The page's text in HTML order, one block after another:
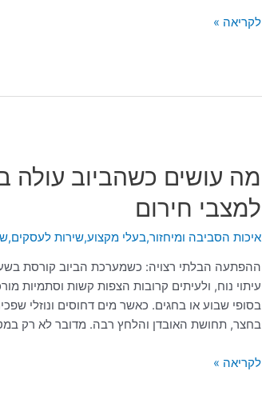
לגוף
לקריאה »
מה עושים כשהביוב עולה
למצבי חירום
איכות הסביבה ומיחזור,בעלי מקצוע,שירות לעסקים,
ההפתעה הבלתי רצויה: כשמערכת הביוב קורסת
עיתוי נוח, ולעיתים קרובות הצפות קשות וסתמיות
בסופי שבוע או בחגים. כאשר מים דחוסים ונוזלי
בחצר, תחושת האובדן והלחץ רבה. מדובר לא רק
מה
עושים
כשהביוב
באמצע
הלילה?
המדריך
למצבי
חירום
לקריאה »